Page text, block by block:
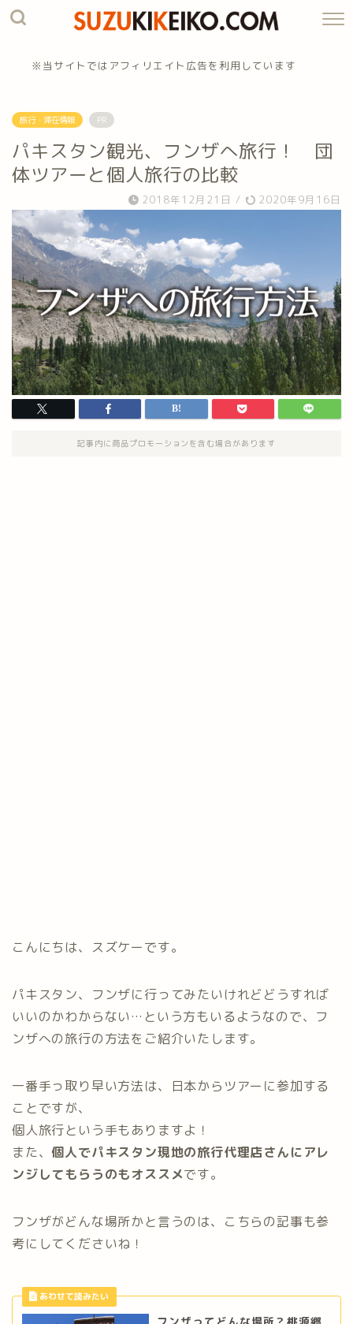
※当サイトではアフィリエイト広告を利用しています
旅行・滞在情報 PR
パキスタン観光、フンザへ旅行！ 団
体ツアーと個人旅行の比較
2018年12月21日 / 2020年9月16日
記事内に商品プロモーションを含む場合があります
こんにちは、スズケーです。
パキスタン、フンザに行ってみたいけれどどうすれば
いいのかわからない…という方もいるようなので、フ
ンザへの旅行の方法をご紹介いたします。
一番手っ取り早い方法は、日本からツアーに参加する
ことですが、
個人旅行という手もありますよ！
また、 個人でパキスタン現地の旅行代理店さんにアレ
ンジしてもらうのもオススメです。
フンザがどんな場所かと言うのは、こちらの記事も参
考にしてくださいね！